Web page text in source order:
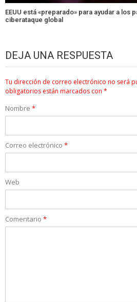
EEUU está «preparado» para ayudar a los
ciberataque global
DEJA UNA RESPUESTA
Tu dirección de correo electrónico no será
obligatorios están marcados con *
Nombre *
Correo electrónico *
Web
Comentario *